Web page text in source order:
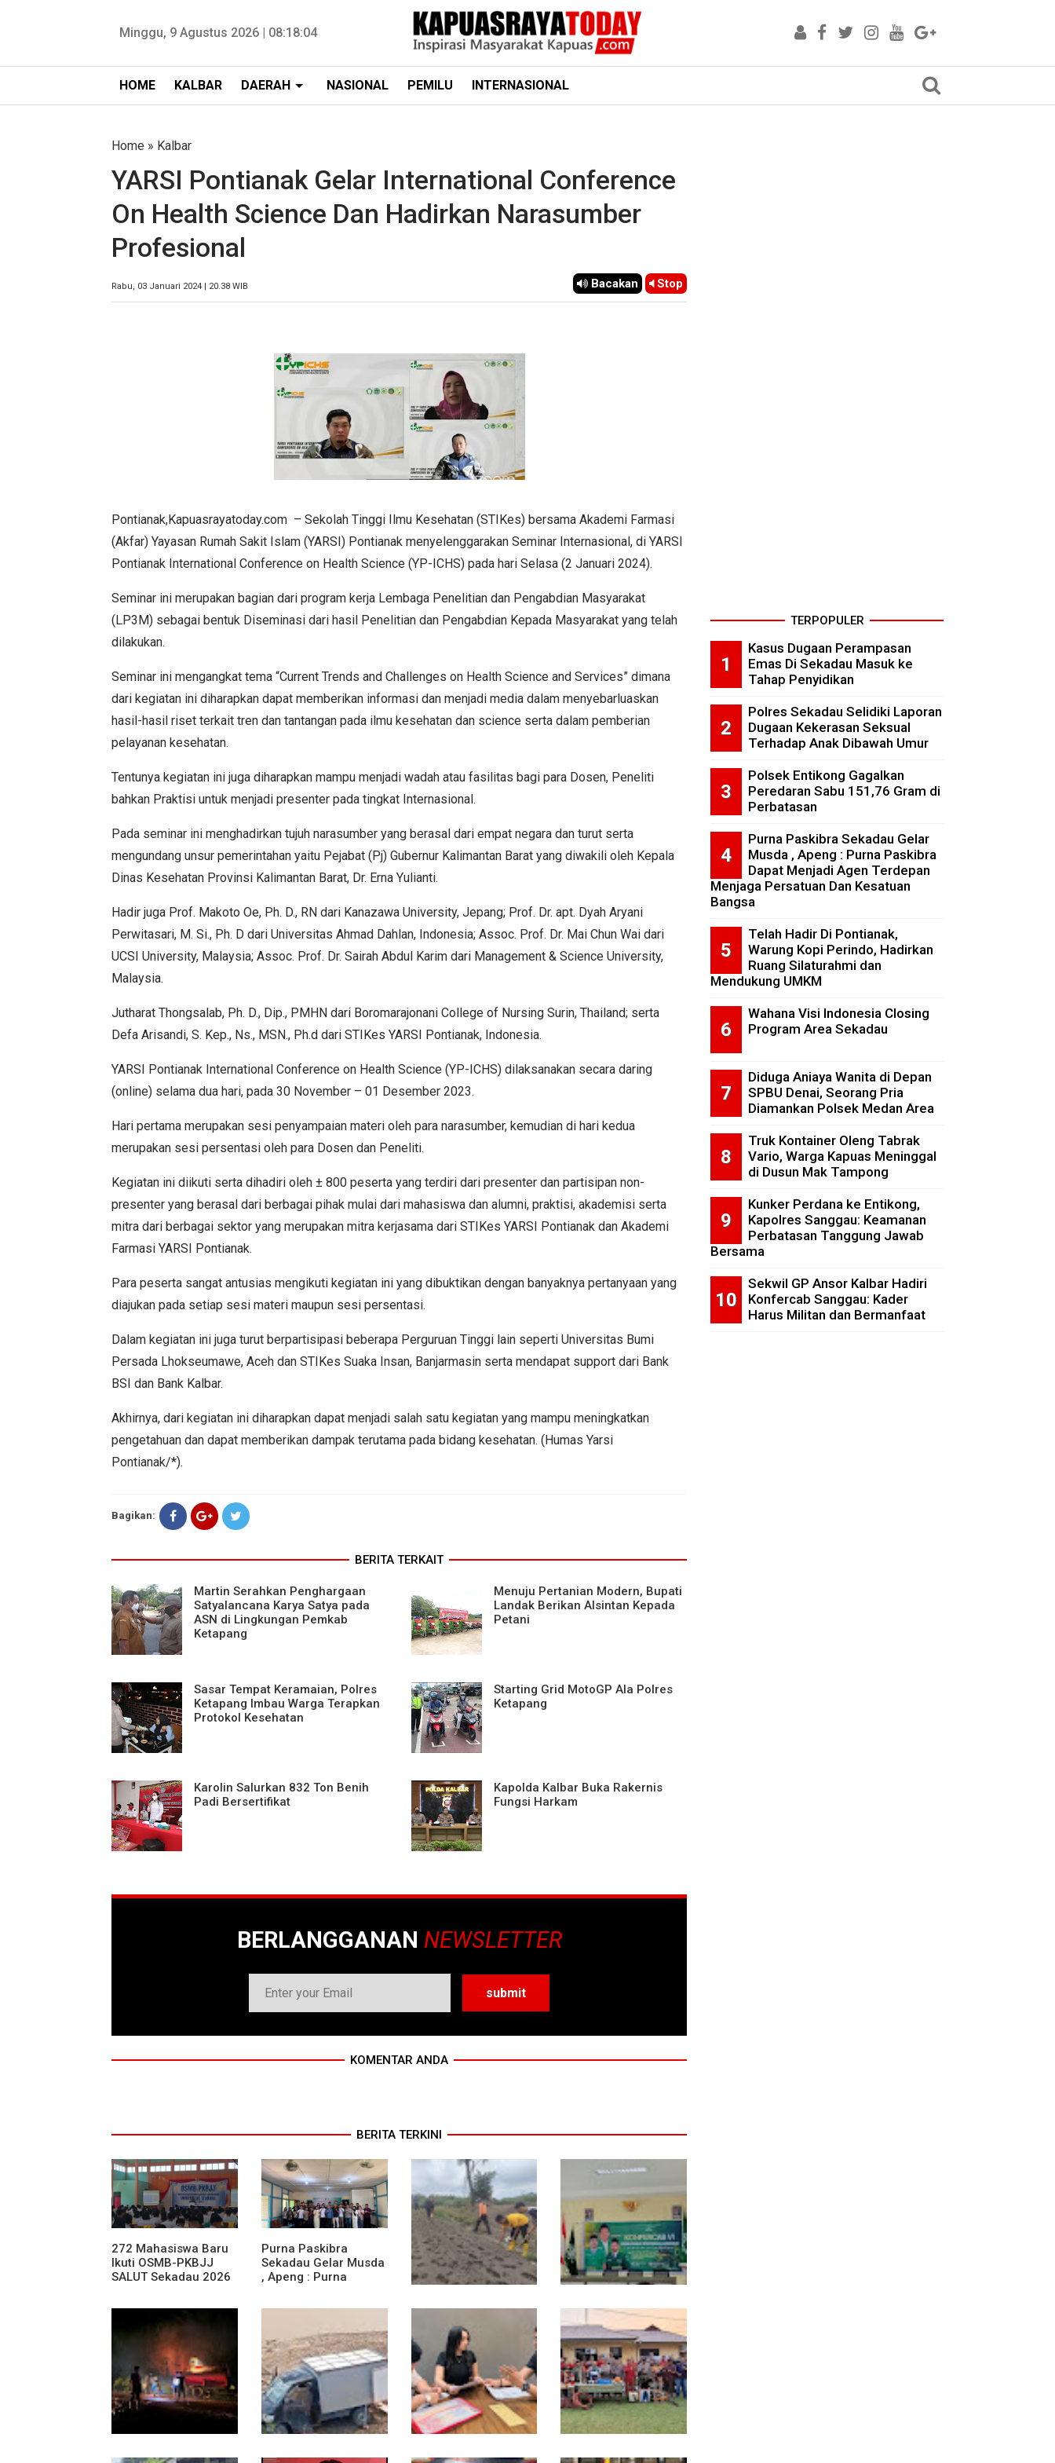
Minggu, 9 Agustus 2026 | 08:18:05
HOME KALBAR DAERAH NASIONAL PEMILU INTERNASIONAL
Home » Kalbar
YARSI Pontianak Gelar International Conference
On Health Science Dan Hadirkan Narasumber
Profesional
Rabu, 03 Januari 2024 | 20.38 WIB Bacakan Stop
Pontianak,Kapuasrayatoday.com – Sekolah Tinggi Ilmu Kesehatan (STIKes) bersama Akademi Farmasi
(Akfar) Yayasan Rumah Sakit Islam (YARSI) Pontianak menyelenggarakan Seminar Internasional, di YARSI
Pontianak International Conference on Health Science (YP-ICHS) pada hari Selasa (2 Januari 2024).
Seminar ini merupakan bagian dari program kerja Lembaga Penelitian dan Pengabdian Masyarakat
(LP3M) sebagai bentuk Diseminasi dari hasil Penelitian dan Pengabdian Kepada Masyarakat yang telah
dilakukan.
Seminar ini mengangkat tema “Current Trends and Challenges on Health Science and Services” dimana
dari kegiatan ini diharapkan dapat memberikan informasi dan menjadi media dalam menyebarluaskan
hasil-hasil riset terkait tren dan tantangan pada ilmu kesehatan dan science serta dalam pemberian
pelayanan kesehatan.
Tentunya kegiatan ini juga diharapkan mampu menjadi wadah atau fasilitas bagi para Dosen, Peneliti
bahkan Praktisi untuk menjadi presenter pada tingkat Internasional.
Pada seminar ini menghadirkan tujuh narasumber yang berasal dari empat negara dan turut serta
mengundang unsur pemerintahan yaitu Pejabat (Pj) Gubernur Kalimantan Barat yang diwakili oleh Kepala
Dinas Kesehatan Provinsi Kalimantan Barat, Dr. Erna Yulianti.
Hadir juga Prof. Makoto Oe, Ph. D., RN dari Kanazawa University, Jepang; Prof. Dr. apt. Dyah Aryani
Perwitasari, M. Si., Ph. D dari Universitas Ahmad Dahlan, Indonesia; Assoc. Prof. Dr. Mai Chun Wai dari
UCSI University, Malaysia; Assoc. Prof. Dr. Sairah Abdul Karim dari Management & Science University,
Malaysia.
Jutharat Thongsalab, Ph. D., Dip., PMHN dari Boromarajonani College of Nursing Surin, Thailand; serta
Defa Arisandi, S. Kep., Ns., MSN., Ph.d dari STIKes YARSI Pontianak, Indonesia.
YARSI Pontianak International Conference on Health Science (YP-ICHS) dilaksanakan secara daring
(online) selama dua hari, pada 30 November – 01 Desember 2023.
Hari pertama merupakan sesi penyampaian materi oleh para narasumber, kemudian di hari kedua
merupakan sesi persentasi oleh para Dosen dan Peneliti.
Kegiatan ini diikuti serta dihadiri oleh ± 800 peserta yang terdiri dari presenter dan partisipan non-
presenter yang berasal dari berbagai pihak mulai dari mahasiswa dan alumni, praktisi, akademisi serta
mitra dari berbagai sektor yang merupakan mitra kerjasama dari STIKes YARSI Pontianak dan Akademi
Farmasi YARSI Pontianak.
Para peserta sangat antusias mengikuti kegiatan ini yang dibuktikan dengan banyaknya pertanyaan yang
diajukan pada setiap sesi materi maupun sesi persentasi.
Dalam kegiatan ini juga turut berpartisipasi beberapa Perguruan Tinggi lain seperti Universitas Bumi
Persada Lhokseumawe, Aceh dan STIKes Suaka Insan, Banjarmasin serta mendapat support dari Bank
BSI dan Bank Kalbar.
Akhirnya, dari kegiatan ini diharapkan dapat menjadi salah satu kegiatan yang mampu meningkatkan
pengetahuan dan dapat memberikan dampak terutama pada bidang kesehatan. (Humas Yarsi
Pontianak/*).
Bagikan:
BERITA TERKAIT
Martin Serahkan Penghargaan
Satyalancana Karya Satya pada
ASN di Lingkungan Pemkab
Ketapang
Menuju Pertanian Modern, Bupati
Landak Berikan Alsintan Kepada
Petani
Sasar Tempat Keramaian, Polres
Ketapang Imbau Warga Terapkan
Protokol Kesehatan
Starting Grid MotoGP Ala Polres
Ketapang
Karolin Salurkan 832 Ton Benih
Padi Bersertifikat
Kapolda Kalbar Buka Rakernis
Fungsi Harkam
BERLANGGANAN NEWSLETTER
KOMENTAR ANDA
BERITA TERKINI
272 Mahasiswa Baru
Ikuti OSMB-PKBJJ
SALUT Sekadau 2026
Purna Paskibra
Sekadau Gelar Musda
, Apeng : Purna
Menjadi Agen
Persatuan Dan
Kesatuan Bangsa
Dukung Swasembada
Entikong Tanam dan
Rawat Jagung Hibrida
di Demplot Entikong
Tapang
Sekwil GP Ansor
Kalbar Hadiri
Konfercab Sanggau:
Kader Harus Militan
dan Bermanfaat
13 Jam Berjuang,
Mobil Box Terjun ke
Diduga Jadi Korban
Polsek Entikong Gelar
TERPOPULER
Kasus Dugaan Perampasan
Emas Di Sekadau Masuk ke
Tahap Penyidikan
Polres Sekadau Selidiki Laporan
Dugaan Kekerasan Seksual
Terhadap Anak Dibawah Umur
Polsek Entikong Gagalkan
Peredaran Sabu 151,76 Gram di
Perbatasan
Purna Paskibra Sekadau Gelar
Musda , Apeng : Purna Paskibra
Dapat Menjadi Agen Terdepan
Menjaga Persatuan Dan Kesatuan
Bangsa
Telah Hadir Di Pontianak,
Warung Kopi Perindo, Hadirkan
Ruang Silaturahmi dan
Mendukung UMKM
Wahana Visi Indonesia Closing
Program Area Sekadau
Diduga Aniaya Wanita di Depan
SPBU Denai, Seorang Pria
Diamankan Polsek Medan Area
Truk Kontainer Oleng Tabrak
Vario, Warga Kapuas Meninggal
di Dusun Mak Tampong
Kunker Perdana ke Entikong,
Kapolres Sanggau: Keamanan
Perbatasan Tanggung Jawab
Bersama
Sekwil GP Ansor Kalbar Hadiri
Konfercab Sanggau: Kader
Harus Militan dan Bermanfaat